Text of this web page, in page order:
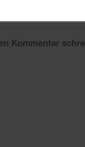
Kommentar